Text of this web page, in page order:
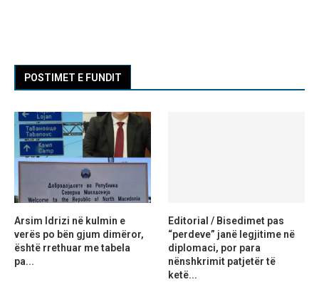
POSTIMET E FUNDIT
Arsim Idrizi në kulmin e
verës po bën gjum dimëror,
është rrethuar me tabela
pa...
Editorial / Bisedimet pas
“perdeve” janë legjitime në
diplomaci, por para
nënshkrimit patjetër të
ketë...